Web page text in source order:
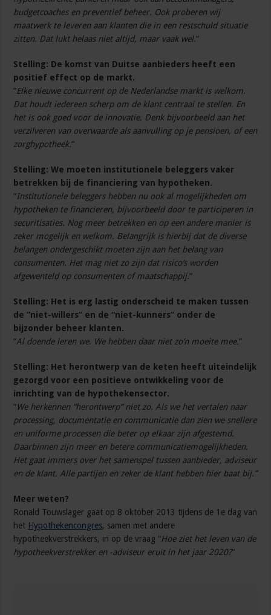
budgetcoaches en preventief beheer. Ook proberen wij
maatwerk te leveren aan klanten die in een restschuld situatie
zitten. Dat lukt helaas niet altijd, maar vaak wel.“
Stelling: De komst van Duitse aanbieders heeft een
positief effect op de markt.
“Elke nieuwe concurrent op de Nederlandse markt is welkom.
Dat houdt iedereen scherp om de klant centraal te stellen. En
het is ook goed voor de innovatie. Denk bijvoorbeeld aan het
verzilveren van overwaarde als aanvulling op je pensioen, of een
zorghypotheek.“
Stelling:We moeten institutionele beleggers vaker
betrekken bij de financiering van hypotheken.
“Institutionele beleggers hebben nu ook al mogelijkheden om
hypotheken te financieren, bijvoorbeeld door te participeren in
securitisaties. Nog meer betrekken en op een andere manier is
zeker mogelijk en welkom. Belangrijk is hierbij dat de diverse
belangen ondergeschikt moeten zijn aan het belang van
consumenten. Het mag niet zo zijn dat risico’s worden
afgewenteld op consumenten of maatschappij.“
Stelling: Het is erg lastig onderscheid te maken tussen
de “niet-willers” en de “niet-kunners” onder de
bijzonder beheer klanten.
“Al doende leren we. We hebben daar niet zo’n moeite mee.“
Stelling: Het herontwerp van de keten heeft uiteindelijk
gezorgd voor een positieve ontwikkeling voor de
inrichting van de hypothekensector.
“We herkennen “herontwerp” niet zo. Als we het vertalen naar
processing, documentatie en communicatie dan zien we snellere
en uniforme processen die beter op elkaar zijn afgestemd.
Daarbinnen zijn meer en betere communicatiemogelijkheden.
Het gaat immers over het samenspel tussen aanbieder, adviseur
en de klant. Alle partijen en zeker de klant hebben hier baat bij.”
Meer weten?
Ronald Touwslager gaat op 8 oktober 2013 tijdens de 1e dag van
het Hypothekencongres, samen met andere
hypotheekverstrekkers, in op de vraag “Hoe ziet het leven van de
hypotheekverstrekker en -adviseur eruit in het jaar 2020?“